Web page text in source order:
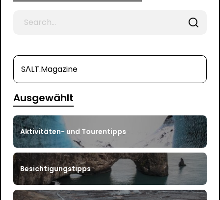
SΛLT.Magazine
Ausgewählt
Aktivitäten- und Tourentipps
Besichtigungstipps